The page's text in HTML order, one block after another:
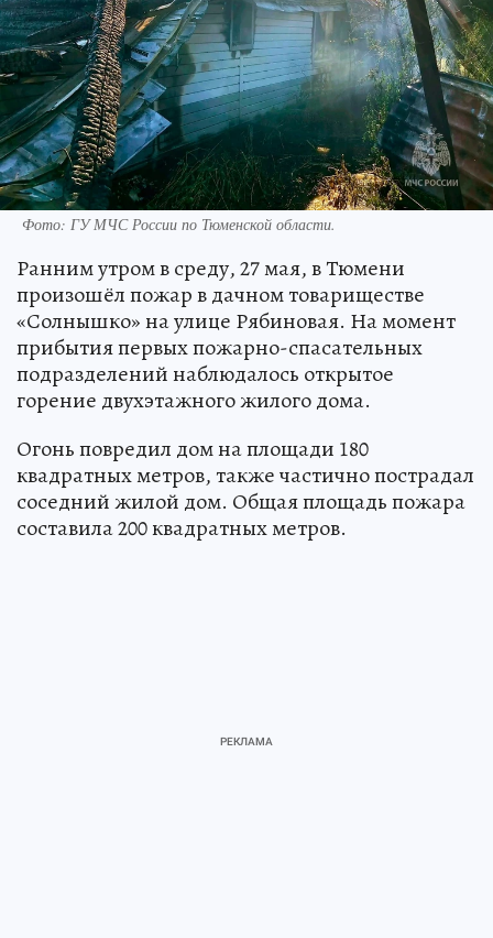
Фото: ГУ МЧС России по Тюменской области.
Ранним утром в среду, 27 мая, в Тюмени
произошёл пожар в дачном товариществе
«Солнышко» на улице Рябиновая. На момент
прибытия первых пожарно-спасательных
подразделений наблюдалось открытое
горение двухэтажного жилого дома.
Огонь повредил дом на площади 180
квадратных метров, также частично пострадал
соседний жилой дом. Общая площадь пожара
составила 200 квадратных метров.